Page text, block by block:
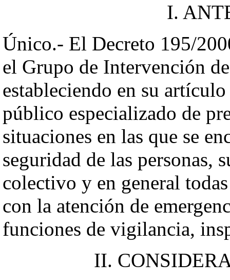
I.
Único.- El Decreto 195/
el Grupo de Intervención
estableciendo en su
público especializado de
situaciones en las que se
seguridad de las personas,
colectivo y en general
con la atención de
funciones de vigilancia,
II.